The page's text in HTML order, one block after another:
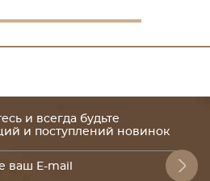
и всегда будьте
и поступлений новинок